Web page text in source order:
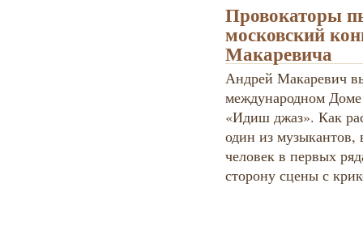
Провокаторы
московский
Макаревича
Андрей Макаревич
международном
«Идиш джаз». Как
один из музыкантов,
человек в первых
сторону сцены с